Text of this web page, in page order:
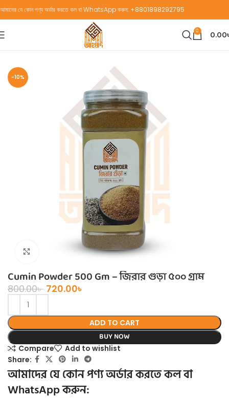
আমাদের যে কোন পণ্য অর্ডার করতে কল বা WhatsApp করুন: +8801898292795
0 0.00
-10%
Click to enlarge
Cumin Powder 500 Gm – জিরার গুড়া ৫০০ গ্রাম
800.00৳ 720.00৳
ADD TO CART
BUY NOW
Compare
Add to wishlist
Share:
আমাদের যে কোন পণ্য অর্ডার করতে কল বা
WhatsApp করুন: